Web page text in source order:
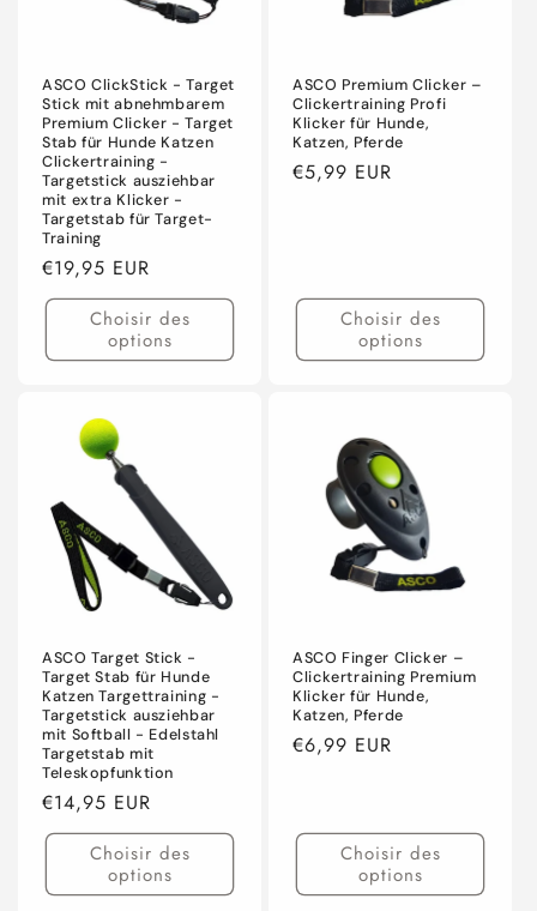
ASCO ClickStick - Target
Stick mit abnehmbarem
Premium Clicker - Target
Stab für Hunde Katzen
Clickertraining -
Targetstick ausziehbar
mit extra Klicker -
Targetstab für Target-
Training
Prix
habituel
€19,95 EUR
Choisir des
options
ASCO Premium Clicker –
Clickertraining Profi
Klicker für Hunde,
Katzen, Pferde
Prix
€5,99 EUR
Choisir des
options
ASCO Target Stick -
Target Stab für Hunde
Katzen Targettraining -
Targetstick ausziehbar
mit Softball - Edelstahl
Targetstab mit
Teleskopfunktion
Prix
habituel
€14,95 EUR
Choisir des
options
ASCO Finger Clicker –
Clickertraining Premium
Klicker für Hunde,
Katzen, Pferde
Prix
€6,99 EUR
Choisir des
options